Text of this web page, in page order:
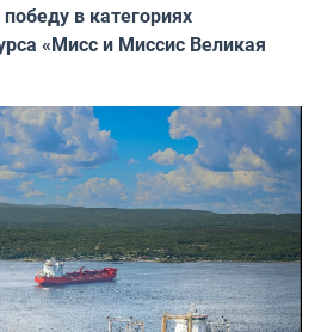
в категориях
«Мисс и Миссис Великая